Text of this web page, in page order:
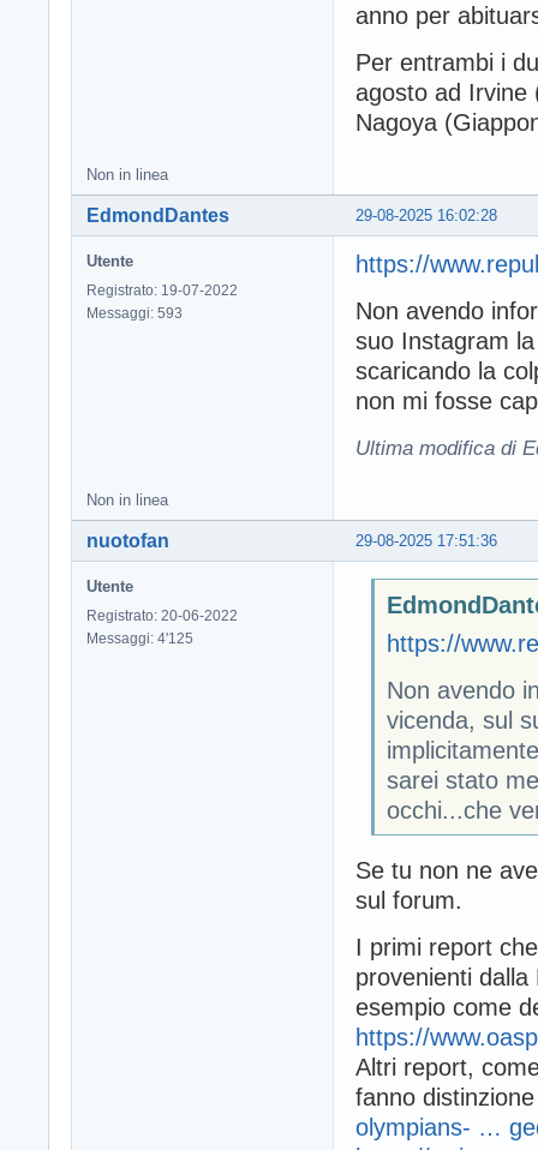
anno per
Per entrambi i
agosto ad Irvine
Nagoya
Non in linea
29-08-2025 16:02:28
EdmondDantes
Utente
Registrato: 19-07-2022
Messaggi: 593
https://
Non avendo
suo Instagram
scaricando la
non mi fosse
Ultima modifica di
Non in linea
29-08-2025 17:51:36
nuotofan
Utente
Registrato: 20-06-2022
Messaggi: 4'125
https://
Non avendo
vicenda, sul
sarei stato
occhi...che
Se tu non ne
sul forum.
I primi report
provenienti
esempio come
https://
Altri report,
fanno
olympians- …